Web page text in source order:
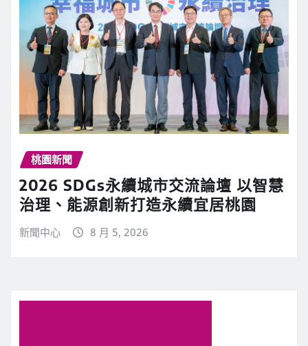
桃園新聞
2026 SDGs永續城市交流論壇 以智慧
治理、能源創新打造永續宜居桃園
新聞中心 8 月 5, 2026